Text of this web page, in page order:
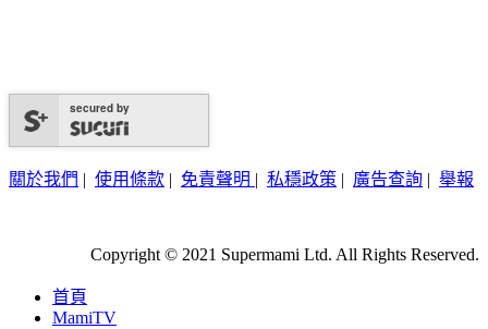
secured by
關於我們 | 使用條款 | 免責聲明 | 私穩政策 | 廣告查詢 | 舉報
Copyright © 2021 Supermami Ltd. All Rights Reserved.
首頁
MamiTV